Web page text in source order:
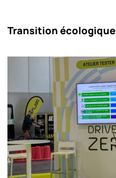
Transition écologique